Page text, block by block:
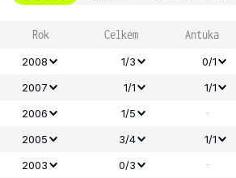
Rok Celkem Antuka
2008 1/3 0/1
2007
1/1 1/1
2006 1/5 -
2005
3/4 1/1
2003
0/3 -